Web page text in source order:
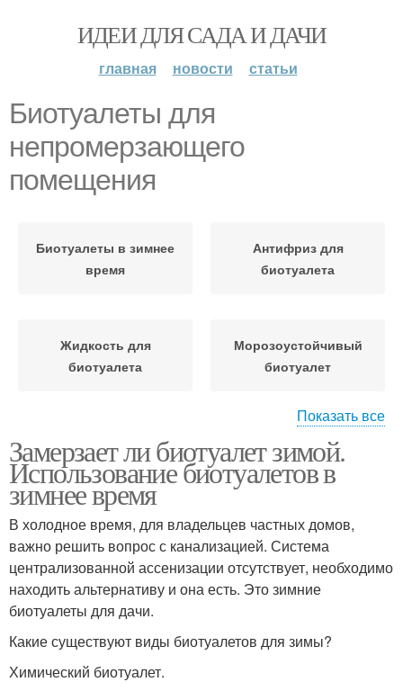
ИДЕИ ДЛЯ САДА И ДАЧИ
главная новости статьи
Биотуалеты для
непромерзающего
помещения
Биотуалеты в зимнее
время
Антифриз для
биотуалета
Жидкость для
биотуалета
Морозоустойчивый
биотуалет
Торфяной биотуалет Биотуалет на даче
Показать все
Замерзает ли биотуалет зимой.
Использование биотуалетов в
зимнее время
В холодное время, для владельцев частных домов,
важно решить вопрос с канализацией. Система
централизованной ассенизации отсутствует, необходимо
находить альтернативу и она есть. Это зимние
биотуалеты для дачи.
Какие существуют виды биотуалетов для зимы?
Химический биотуалет.